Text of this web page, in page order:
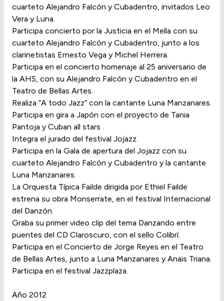
cuarteto Alejandro Falcón y Cubadentro, invitados Leo
Vera y Luna.
Participa concierto por la Justicia en el Mella con su
cuarteto Alejandro Falcón y Cubadentro, junto a los
clarinetistas Ernesto Vega y Michel Herrera.
Participa en el concierto homenaje al 25 aniversario de
la AHS, con su Alejandro Falcón y Cubadentro en el
Teatro de Bellas Artes.
Realiza “A todo Jazz” con la cantante Luna Manzanares.
Participa en gira a Japón con el proyecto de Tania
Pantoja y Cuban all stars .
Integra el jurado del festival Jojazz.
Participa en la Gala de apertura del Jojazz con su
cuarteto Alejandro Falcón y Cubadentro y la cantante
Luna Manzanares.
La Orquesta Típica Failde dirigida por Ethiel Failde
estrena su obra Monserrate, en el festival Internacional
del Danzón.
Graba su primer video clip del tema Danzando entre
puentes del CD Claroscuro, con el sello Colibrí.
Participa en el Concierto de Jorge Reyes en el Teatro
de Bellas Artes, junto a Luna Manzanares y Anais Triana.
Participa en el festival Jazzplaza.
Año 2012